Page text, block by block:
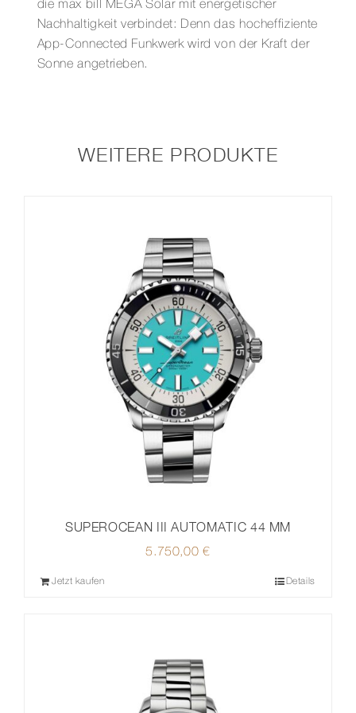
die max bill MEGA Solar mit energetischer
Nachhaltigkeit verbindet: Denn das hocheffiziente
App-Connected Funkwerk wird von der Kraft der
Sonne angetrieben.
WEITERE PRODUKTE
SUPEROCEAN III AUTOMATIC 44 MM
5.750,00€
Jetzt kaufen Details